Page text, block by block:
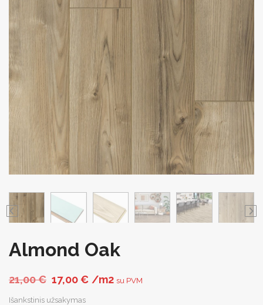
Almond Oak
21,00€ Original price was: 21,00 €.
17,00€ Current price is: 17,00 €.
/m2 su PVM
Išankstinis užsakymas